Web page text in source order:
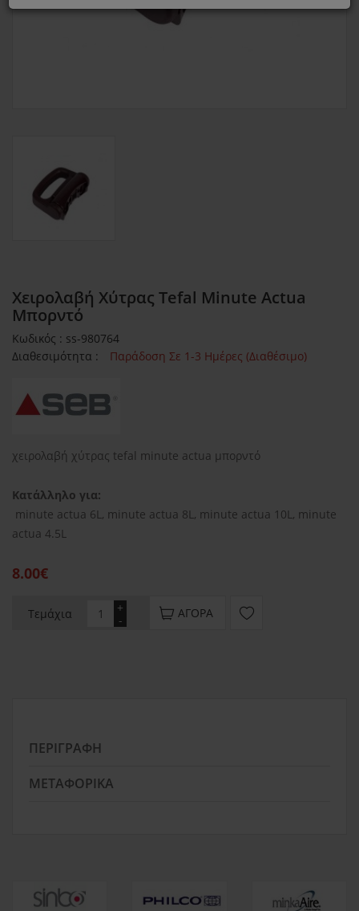
Χειρολαβή Χύτρας Tefal Minute Actua
Μπορντό
Κωδικός : ss-980764
Διαθεσιμότητα :
Παράδοση Σε 1-3 Ημέρες (Διαθέσιμο)
χειρολαβή χύτρας tefal minute actua μπορντό
Κατάλληλο για:
minute actua 6L, minute actua 8L, minute actua 10L, minute
actua 4.5L
8.00€
Τεμάχια -
+ ΑΓΟΡΆ
ΠΕΡΙΓΡΑΦΉ
ΜΕΤΑΦΟΡΙΚΆ